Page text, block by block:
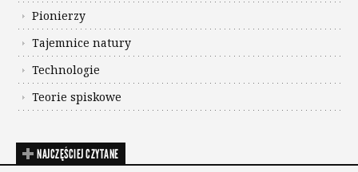
Pionierzy
Tajemnice natury
Technologie
Teorie spiskowe
NAJCZĘŚCIEJ CZYTANE